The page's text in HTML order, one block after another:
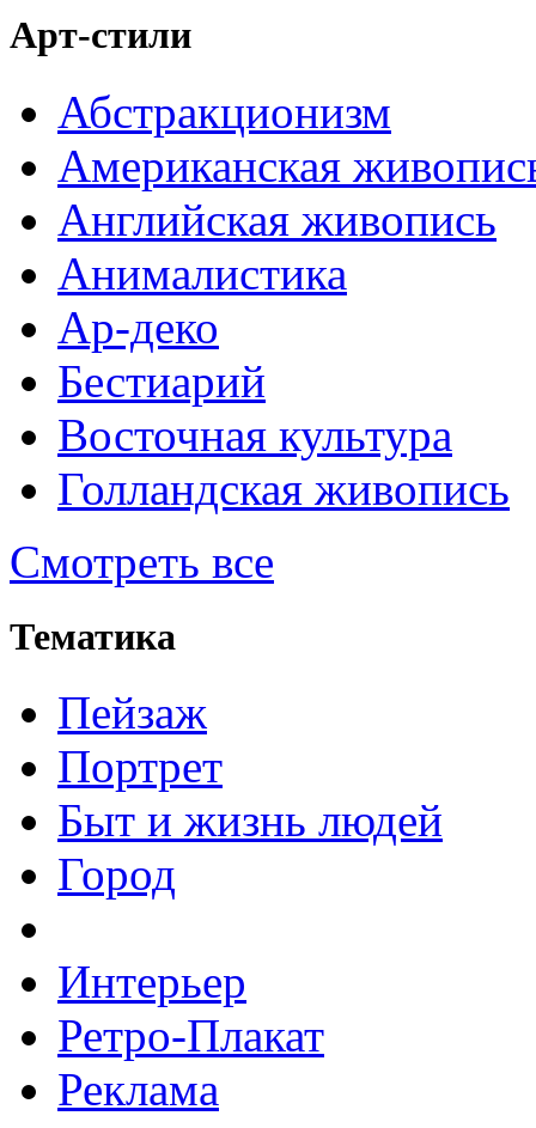
Арт-стили
Абстракционизм
Американская
Английская живопись
Анималистика
Ар-деко
Бестиарий
Восточная культура
Голландская живопись
Смотреть все
Тематика
Пейзаж
Портрет
Быт и жизнь людей
Город
Интерьер
Ретро-Плакат
Реклама